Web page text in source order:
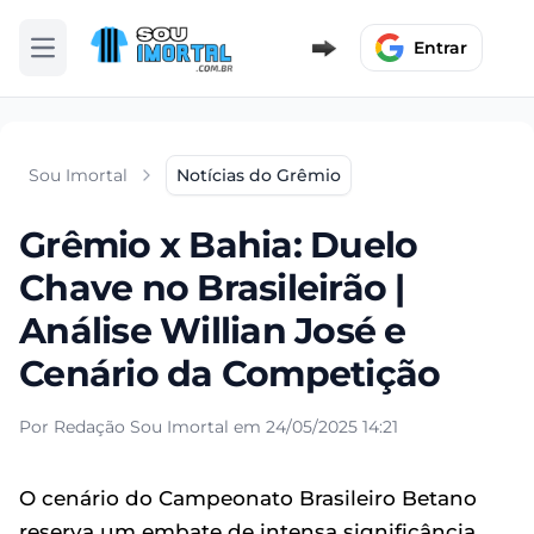
Abrir menu Entrar
Sou Imortal Notícias do Grêmio
Grêmio x Bahia: Duelo
Chave no Brasileirão |
Análise Willian José e
Cenário da Competição
Por Redação Sou Imortal em 24/05/2025 14:21
O cenário do Campeonato Brasileiro Betano